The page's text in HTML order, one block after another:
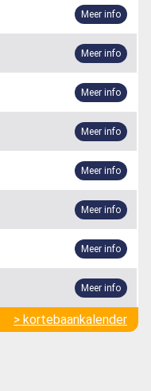
Meer info
Meer info
Meer info
Meer info
Meer info
Meer info
Meer info
Meer info
> kortebaankalender